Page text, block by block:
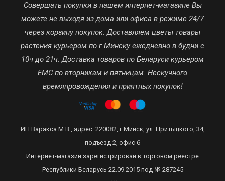
Совершать покупки в нашем интернет-магазине Вы
можете не выходя из дома или офиса в режиме 24/7
через корзину покупок. Доставляем цветы товары
растения курьером по г.Минску ежедневно в будни с
10ч до 21ч. Доставка товаров по Беларуси курьером
ЕМС по вторникам и пятницам. Нескучного
времяпровождения и приятных покупок!
ИП Варакса М.В., адрес: 220082, г.Минск, ул. Притыцкого, 34,
подъезд 2, офис 6
Интернет-магазин зарегистрирован в торговом реестре
Республики Беларусь 22.09.2015 под № 287245